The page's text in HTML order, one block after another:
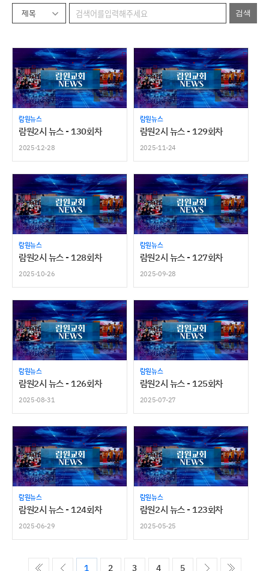
제목
람원뉴스
람원2시 뉴스 - 130회차
2025-12-28
람원뉴스
람원2시 뉴스 - 129회차
2025-11-24
람원뉴스
람원2시 뉴스 - 128회차
2025-10-26
람원뉴스
람원2시 뉴스 - 127회차
2025-09-28
람원뉴스
람원2시 뉴스 - 126회차
2025-08-31
람원뉴스
람원2시 뉴스 - 125회차
2025-07-27
람원뉴스
람원2시 뉴스 - 124회차
2025-06-29
람원뉴스
람원2시 뉴스 - 123회차
2025-05-25
ó�� ����
1 2 3 4 5 ����